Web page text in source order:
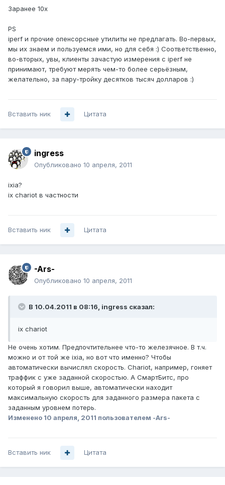
Заранее 10х
PS
iperf и прочие опенсорсные утилиты не предлагать. Во-первых,
мы их знаем и пользуемся ими, но для себя :) Соответственно,
во-вторых, увы, клиенты зачастую измерения с iperf не
принимают, требуют мерять чем-то более серьёзным,
желательно, за пару-тройку десятков тысяч долларов :)
Вставить ник Цитата
ingress
Опубликовано 10 апреля, 2011
ixia?
ix chariot в частности
Вставить ник Цитата
-Ars-
Опубликовано 10 апреля, 2011
В 10.04.2011 в 08:16, ingress сказал:
ix chariot
Не очень хотим. Предпочтительнее что-то железячное. В т.ч.
можно и от той же ixia, но вот что именно? Чтобы
автоматически вычислял скорость. Chariot, например, гоняет
траффик с уже заданной скоростью. А СмартБитс, про
который я говорил выше, автоматически находит
максимальную скорость для заданного размера пакета с
заданным уровнем потерь.
Изменено 10 апреля, 2011 пользователем -Ars-
Вставить ник Цитата